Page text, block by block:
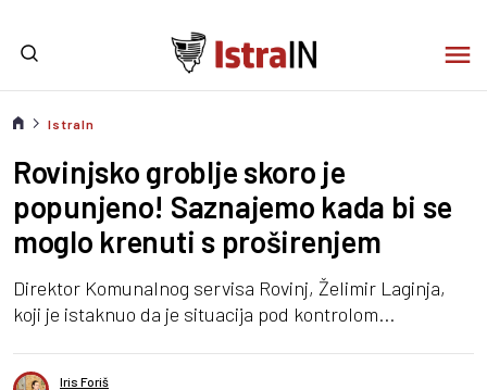
IstraIn
Rovinjsko groblje skoro je
popunjeno! Saznajemo kada bi se
moglo krenuti s proširenjem
Direktor Komunalnog servisa Rovinj, Želimir Laginja,
koji je istaknuo da je situacija pod kontrolom...
Iris Foriš